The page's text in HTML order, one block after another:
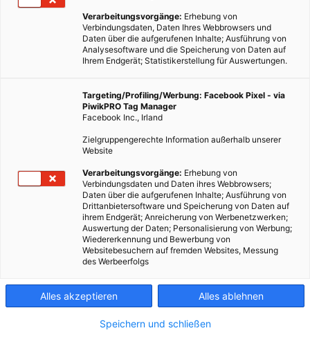
Verarbeitungsvorgänge: Erhebung von
Verbindungsdaten, Daten Ihres Webbrowsers und
Daten über die aufgerufenen Inhalte; Ausführung von
Analysesoftware und die Speicherung von Daten auf
Ihrem Endgerät; Statistikerstellung für Auswertungen.
Targeting/Profiling/Werbung: Facebook Pixel - via
PiwikPRO Tag Manager
Facebook Inc., Irland
Zielgruppengerechte Information außerhalb unserer
Website
Verarbeitungsvorgänge: Erhebung von
Verbindungsdaten und Daten ihres Webbrowsers;
Daten über die aufgerufenen Inhalte; Ausführung von
Drittanbietersoftware und Speicherung von Daten auf
ihrem Endgerät; Anreicherung von Werbenetzwerken;
Auswertung der Daten; Personalisierung von Werbung;
Wiedererkennung und Bewerbung von
Websitebesuchern auf fremden Websites, Messung
des Werbeerfolgs
Alles akzeptieren Alles ablehnen
Speichern und schließen